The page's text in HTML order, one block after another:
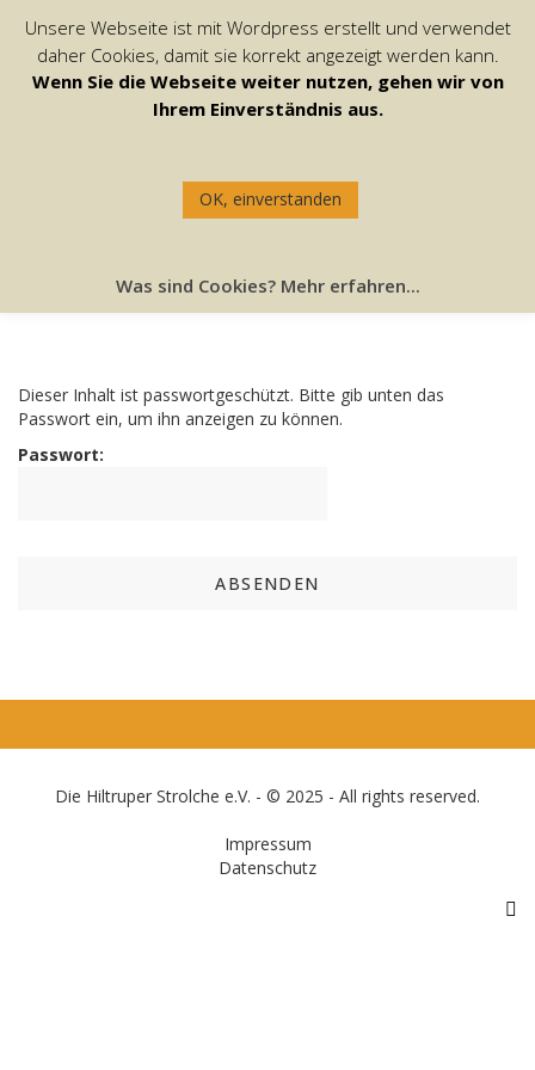
Dieser Inhalt ist passwortgeschützt. Bitte gib unten das
Passwort ein, um ihn anzeigen zu können.
Passwort:
Die Hiltruper Strolche e.V. - © 2025 - All rights reserved.
Impressum
Datenschutz
Unsere Webseite ist mit Wordpress erstellt und verwendet
daher Cookies, damit sie korrekt angezeigt werden kann.
Wenn Sie die Webseite weiter nutzen, gehen wir von
Ihrem Einverständnis aus.
OK, einverstanden
Was sind Cookies? Mehr erfahren...